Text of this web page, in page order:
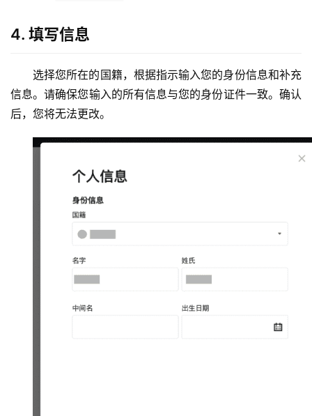
4. 填写信息
选择您所在的国籍，根据指示输入您的身份信息和补充
信息。请确保您输入的所有信息与您的身份证件一致。确认
后，您将无法更改。